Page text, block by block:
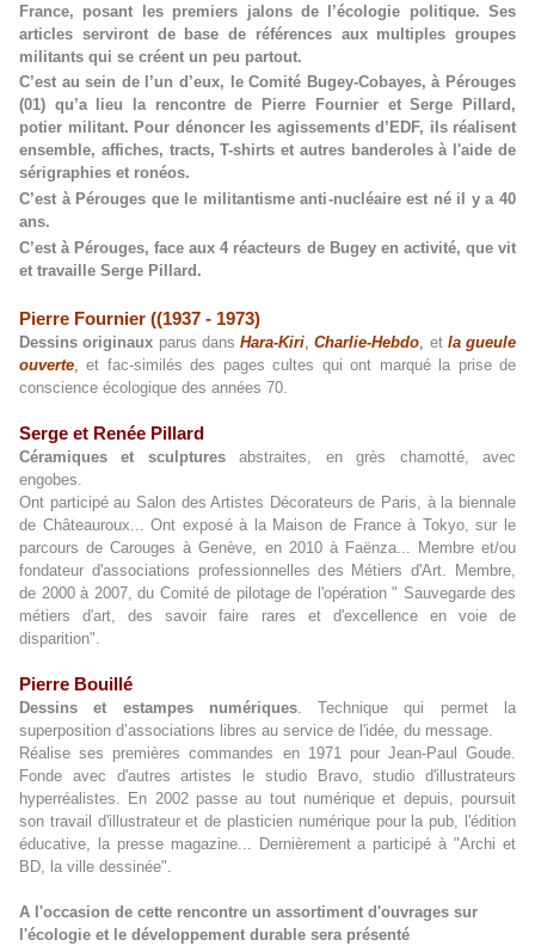
France, posant les premiers jalons de l’écologie politique. Ses
articles serviront de base de références aux multiples groupes
militants qui se créent un peu partout.
C’est au sein de l’un d’eux, le Comité Bugey-Cobayes, à Pérouges
(01) qu’a lieu la rencontre de Pierre Fournier et Serge Pillard,
potier militant. Pour dénoncer les agissements d’EDF, ils réalisent
ensemble, affiches, tracts, T-shirts et autres banderoles à l'aide de
sérigraphies et ronéos.
C’est à Pérouges que le militantisme anti-nucléaire est né il y a 40
ans.
C’est à Pérouges, face aux 4 réacteurs de Bugey en activité, que vit
et travaille Serge Pillard.
Pierre Fournier ((1937 - 1973)
Dessins originaux parus dans Hara-Kiri,Charlie-Hebdo, et la gueule
ouverte, et fac-similés des pages cultes qui ont marqué la prise de
conscience écologique des années 70.
Serge et Renée Pillard
Céramiques et sculptures
abstraites, en grès chamotté, avec
engobes.
Ont participé au Salon des Artistes Décorateurs de Paris, à la biennale
de Châteauroux... Ont exposé à la Maison de France à Tokyo, sur le
parcours de Carouges à Genève, en 2010 à Faënza... Membre et/ou
fondateur d'associations professionnelles des Métiers d'Art. Membre,
de 2000 à 2007, du Comité de pilotage de l'opération " Sauvegarde des
métiers d'art, des savoir faire rares et d'excellence en voie de
disparition".
Pierre Bouillé
Dessins et estampes numériques. Technique qui permet la
superposition d’associations libres au service de l'idée, du message.
Réalise ses premières commandes en 1971 pour Jean-Paul Goude.
Fonde avec d'autres artistes le studio Bravo, studio d'illustrateurs
hyperréalistes. En 2002 passe au tout numérique et depuis, poursuit
son travail d'illustrateur et de plasticien numérique pour la pub, l'édition
éducative, la presse magazine... Dernièrement a participé à "Archi et
BD, la ville dessinée".
A l'occasion de cette rencontre un assortiment d'ouvrages sur
l'écologie et le développement durable sera présenté